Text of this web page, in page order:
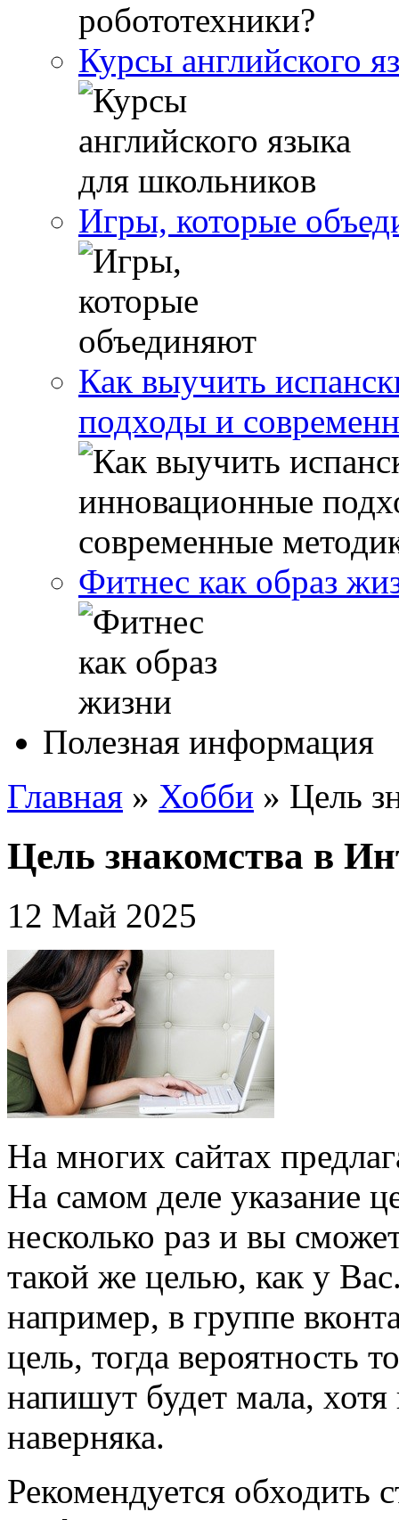
Курсы английского
Игры, которые
Как выучить
подходы и
Фитнес как образ
Полезная информация
Главная » Хобби » Цель
Цель знакомства в
12 Май 2025
На многих сайтах
На самом деле указание
несколько раз и вы
такой же целью, как у
например, в группе
цель, тогда вероятность
напишут будет мала, хотя
наверняка.
Рекомендуется обходить